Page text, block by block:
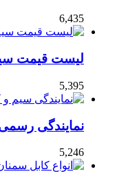
6,435
لیست قیمت
5,395
نمایندگی
5,246